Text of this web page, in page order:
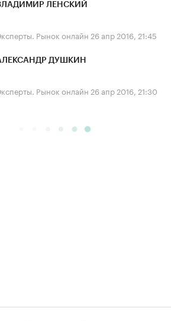
ЛЕНСКИЙ
Рынок онлайн 26 апр 2016, 21:45
ДУШКИН
Рынок онлайн 26 апр 2016, 21:30